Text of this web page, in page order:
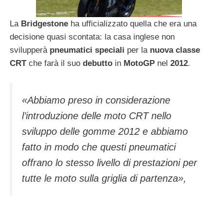
La Bridgestone ha ufficializzato quella che era una
decisione quasi scontata: la casa inglese non
svilupperà pneumatici speciali per la nuova classe
CRTche farà il suo debutto in MotoGP nel 2012.
«Abbiamo preso in considerazione
l’introduzione delle moto CRT nello
sviluppo delle gomme 2012 e abbiamo
fatto in modo che questi pneumatici
offrano lo stesso livello di prestazioni per
tutte le moto sulla griglia di partenza»,